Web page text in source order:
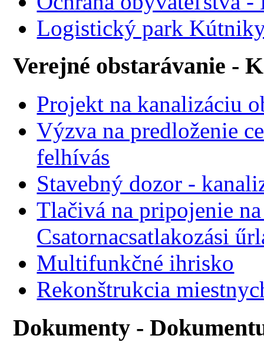
Logistický park
Verejné obstarávanie -
Projekt na kanalizáciu
Výzva na predloženie
felhívás
Stavebný dozor -
Tlačivá na pripojenie
Csatornacsatlakozási
Multifunkčné ihrisko
Rekonštrukcia
Dokumenty -